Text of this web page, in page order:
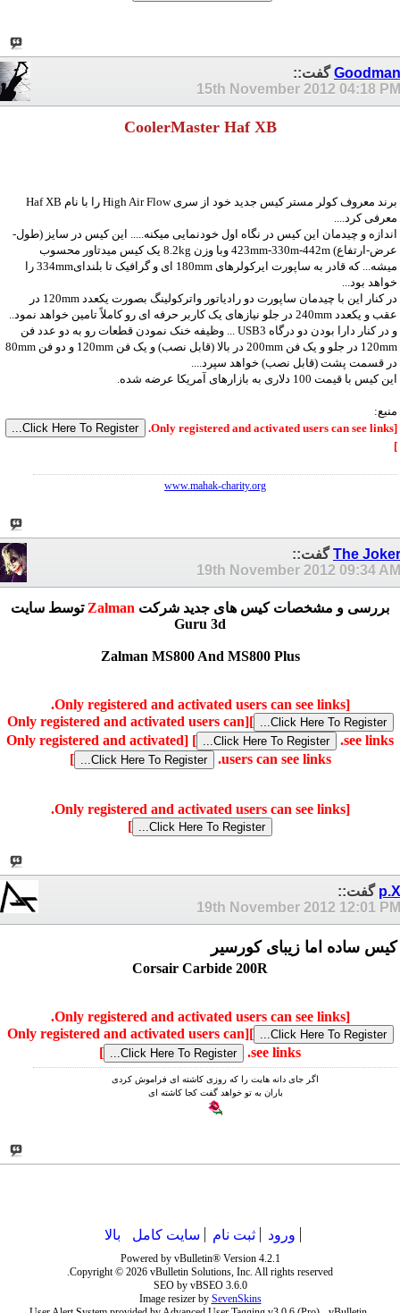
Goodmanگفت::
15th November 2012 04:18 PM
CoolerMaster Haf XB
برند معروف کولر مستر کیس جدید خود از سری High Air Flow را با نام Haf XB
معرفی کرد....
اندازه و چیدمان این کیس در نگاه اول خودنمایی میکنه..... این کیس در سایز (طول-
عرض-ارتفاع) 423mm-330m-442m وبا وزن 8.2kg یک کیس میدتاور محسوب
میشه... که قادر به ساپورت ایرکولرهای 180mm ای و گرافیک تا بلندای334mm را
خواهد بود...
در کنار این با چیدمان ساپورت دو رادیاتور واترکولینگ بصورت یکعدد 120mm در
عقب و یکعدد 240mm در جلو نیازهای یک کاربر حرفه ای رو کاملاً تامین خواهد نمود..
و در کنار دارا بودن دو درگاه USB3 ... وظیفه خنک نمودن قطعات رو به دو عدد فن
120mm در جلو و یک فن 200mm در بالا (قابل نصب) و یک فن 120mm و دو فن 80mm
در قسمت پشت (قابل نصب) خواهد سپرد....
این کیس با قیمت 100 دلاری به بازارهای آمریکا عرضه شده.
منبع:
[Only registered and activated users can see links.
]
www.mahak-charity.org
The Jokerگفت::
19th November 2012 09:34 AM
بررسی و مشخصات کیس های جدید شرکت Zalman توسط سایت
Guru 3d
Zalman MS800 And MS800 Plus
[Only registered and activated users can see links.
]
[Only registered and activated users can
see links.
]
[Only registered and activated
users can see links.
]
[Only registered and activated users can see links.
]
p.X گفت::
19th November 2012 12:01 PM
کیس ساده اما زیبای کورسیر
Corsair Carbide 200R
[Only registered and activated users can see links.
]
[Only registered and activated users can
see links.
]
ﺍﮔﺮ ﺟﺎﯼ ﺩﺍﻧﻪ ﻫﺎﯾﺖ ﺭﺍ ﮐﻪ ﺭﻭﺯﯼ ﮐﺎﺷﺘﻪ ﺍﯼ ﻓﺮﺍﻣﻮﺵ ﮐﺮﺩﯼ
ﺑﺎﺭﺍﻥ ﺑﻪ ﺗﻮ ﺧﻮﺍﻫﺪ ﮔﻔﺖ ﮐﺠﺎ ﮐﺎﺷﺘﻪ ﺍﯼ
ورود ثبت نام سایت کامل بالا
Powered by vBulletin® Version 4.2.1
Copyright © 2026 vBulletin Solutions, Inc. All rights reserved.
SEO by vBSEO 3.6.0
Image resizer by SevenSkins